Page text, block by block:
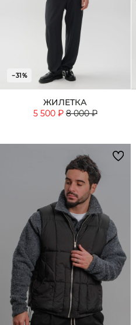
−31%
ЖИЛЕТКА
5 500 ₽ 8 000 ₽